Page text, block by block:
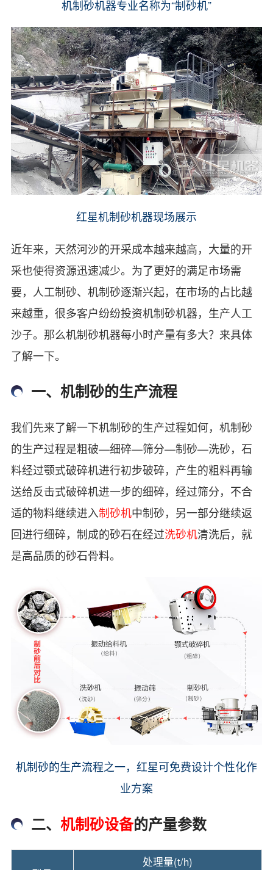
机制砂机器专业名称为“制砂机”
红星机制砂机器现场展示
近年来，天然河沙的开采成本越来越高，大量的开
采也使得资源迅速减少。为了更好的满足市场需
要，人工制砂、机制砂逐渐兴起，在市场的占比越
来越重，很多客户纷纷投资机制砂机器，生产人工
沙子。那么机制砂机器每小时产量有多大？来具体
了解一下。
一、机制砂的生产流程
我们先来了解一下机制砂的生产过程如何，机制砂
的生产过程是粗破—细碎—筛分—制砂—洗砂，石
料经过颚式破碎机进行初步破碎，产生的粗料再输
送给反击式破碎机进一步的细碎，经过筛分，不合
适的物料继续进入制砂机中制砂，另一部分继续返
回进行细碎，制成的砂石在经过洗砂机清洗后，就
是高品质的砂石骨料。
机制砂的生产流程之一，红星可免费设计个性化作
业方案
二、 机制砂设备的产量参数
处理量(t/h)